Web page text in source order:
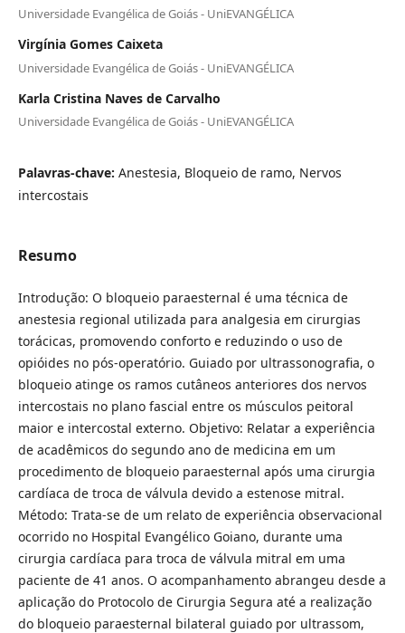
Universidade Evangélica de Goiás - UniEVANGÉLICA
Virgínia Gomes Caixeta
Universidade Evangélica de Goiás - UniEVANGÉLICA
Karla Cristina Naves de Carvalho
Universidade Evangélica de Goiás - UniEVANGÉLICA
Palavras-chave: Anestesia, Bloqueio de ramo, Nervos
intercostais
Resumo
Introdução: O bloqueio paraesternal é uma técnica de
anestesia regional utilizada para analgesia em cirurgias
torácicas, promovendo conforto e reduzindo o uso de
opióides no pós-operatório. Guiado por ultrassonografia, o
bloqueio atinge os ramos cutâneos anteriores dos nervos
intercostais no plano fascial entre os músculos peitoral
maior e intercostal externo. Objetivo: Relatar a experiência
de acadêmicos do segundo ano de medicina em um
procedimento de bloqueio paraesternal após uma cirurgia
cardíaca de troca de válvula devido a estenose mitral.
Método: Trata-se de um relato de experiência observacional
ocorrido no Hospital Evangélico Goiano, durante uma
cirurgia cardíaca para troca de válvula mitral em uma
paciente de 41 anos. O acompanhamento abrangeu desde a
aplicação do Protocolo de Cirurgia Segura até a realização
do bloqueio paraesternal bilateral guiado por ultrassom,